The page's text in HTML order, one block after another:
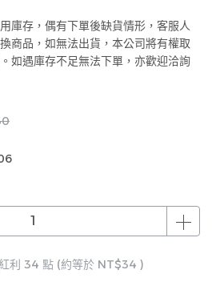
庫存，偶有下單後缺貨情形，客服人
商品，如無法出貨，本公司將有權取
如遇庫存不足無法下單，亦歡迎洽詢
利 34 點 (約等於 NT$34 )